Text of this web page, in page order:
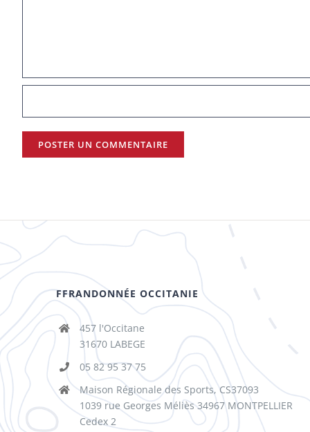
FFRANDONNÉE OCCITANIE
457 l'Occitane
31670 LABEGE
05 82 95 37 75
Maison Régionale des Sports, CS37093
1039 rue Georges Méliès 34967 MONTPELLIER
Cedex 2